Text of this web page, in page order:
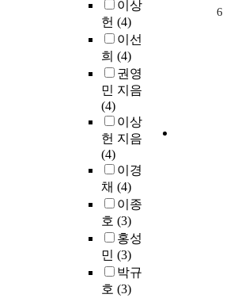
이상
헌 (4)
이선
희 (4)
권영
민 지음
(4)
이상
헌 지음
(4)
이경
채 (4)
이종
호 (3)
홍성
민 (3)
박규
호 (3)
6